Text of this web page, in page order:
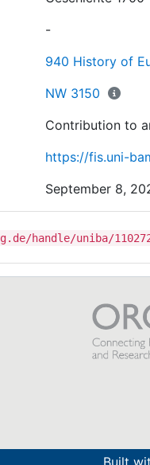
-
940 History of
NW 3150
Contribution to
https://fis.uni-
September 8,
handle/uniba/
Built